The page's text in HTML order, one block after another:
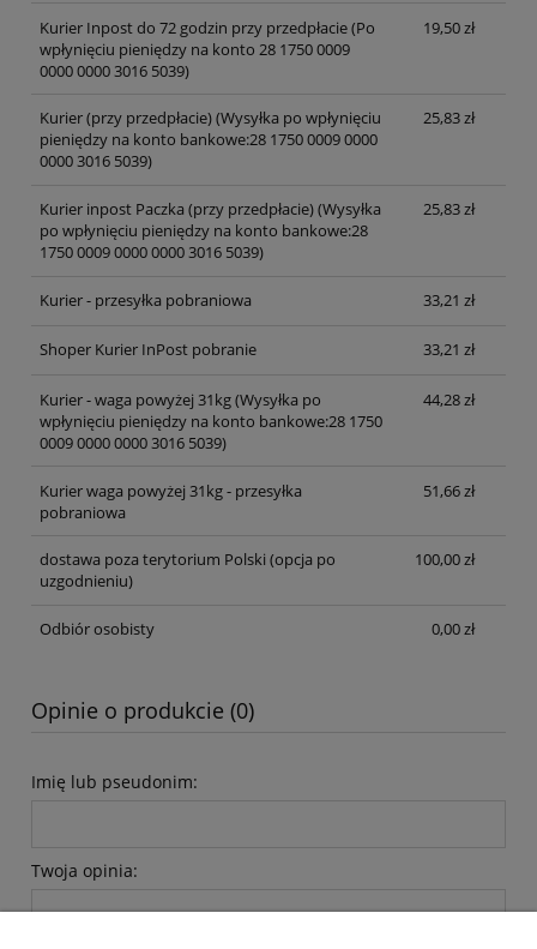
Kurier Inpost do 72 godzin przy przedpłacie(Po
wpłynięciu pieniędzy na konto 28 1750 0009
0000 0000 3016 5039)
19,50 zł
Kurier (przy przedpłacie)(Wysyłka po wpłynięciu
pieniędzy na konto bankowe:28 1750 0009 0000
0000 3016 5039)
25,83 zł
Kurier inpost Paczka (przy przedpłacie)(Wysyłka
po wpłynięciu pieniędzy na konto bankowe:28
1750 0009 0000 0000 3016 5039)
25,83 zł
Kurier - przesyłka pobraniowa 33,21 zł
Shoper Kurier InPost pobranie 33,21 zł
Kurier - waga powyżej 31kg(Wysyłka po
wpłynięciu pieniędzy na konto bankowe:28 1750
0009 0000 0000 3016 5039)
44,28 zł
Kurier waga powyżej 31kg - przesyłka
pobraniowa
51,66 zł
dostawa poza terytorium Polski (opcja po
uzgodnieniu)
100,00 zł
Odbiór osobisty 0,00 zł
Opinie o produkcie (0)
Imię lub pseudonim:
Twoja opinia: